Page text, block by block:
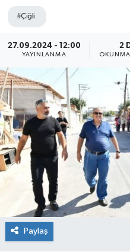
#Çiğli
27.09.2024 - 12:00
YAYINLANMA
2
OKUNMA
Paylaş